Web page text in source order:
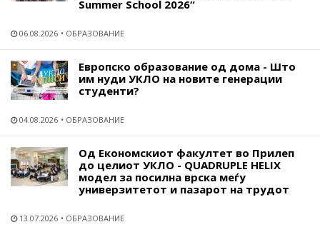
Summer School 2026“
06.08.2026 ОБРАЗОВАНИЕ
Европско образование од дома - Што
им нуди УКЛО на новите генерации
студенти?
04.08.2026 ОБРАЗОВАНИЕ
Од Економскиот факултет во Прилеп
до целиот УКЛО - QUADRUPLE HELIX
модел за посилна врска меѓу
универзитетот и пазарот на трудот
13.07.2026 ОБРАЗОВАНИЕ